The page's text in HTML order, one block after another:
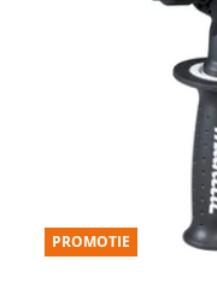
PROMOTIE